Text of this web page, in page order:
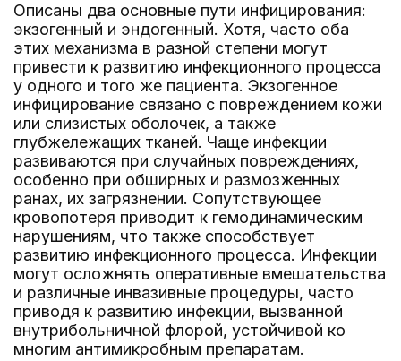
Описаны два основные пути инфицирования:
экзогенный и эндогенный. Хотя, часто оба
этих механизма в разной степени могут
привести к развитию инфекционного процесса
у одного и того же пациента. Экзогенное
инфицирование связано с повреждением кожи
или слизистых оболочек, а также
глубжележащих тканей. Чаще инфекции
развиваются при случайных повреждениях,
особенно при обширных и размозженных
ранах, их загрязнении. Сопутствующее
кровопотеря приводит к гемодинамическим
нарушениям, что также способствует
развитию инфекционного процесса. Инфекции
могут осложнять оперативные вмешательства
и различные инвазивные процедуры, часто
приводя к развитию инфекции, вызванной
внутрибольничной флорой, устойчивой ко
многим антимикробным препаратам.